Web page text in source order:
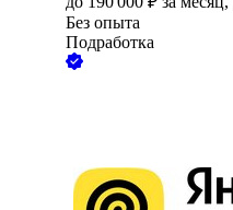
Без опыта
Подработка